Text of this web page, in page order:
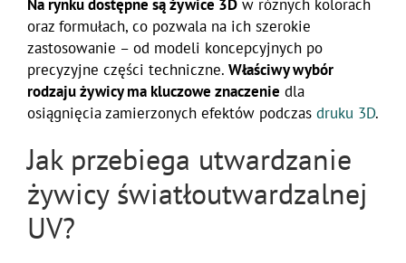
Na rynku dostępne są żywice 3D w różnych kolorach
oraz formułach, co pozwala na ich szerokie
zastosowanie – od modeli koncepcyjnych po
precyzyjne części techniczne. Właściwy wybór
rodzaju żywicy ma kluczowe znaczenie dla
osiągnięcia zamierzonych efektów podczas druku 3D.
Jak przebiega utwardzanie
żywicy światłoutwardzalnej
UV?